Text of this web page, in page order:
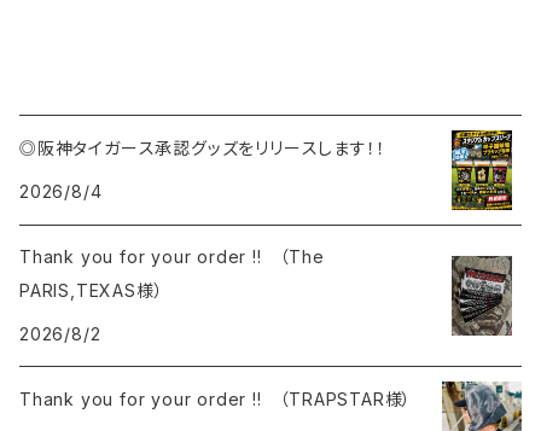
◎阪神タイガース承認グッズをリリースします！！
2026/8/4
Thank you for your order !! （The
PARIS,TEXAS様）
2026/8/2
Thank you for your order !! （TRAPSTAR様）